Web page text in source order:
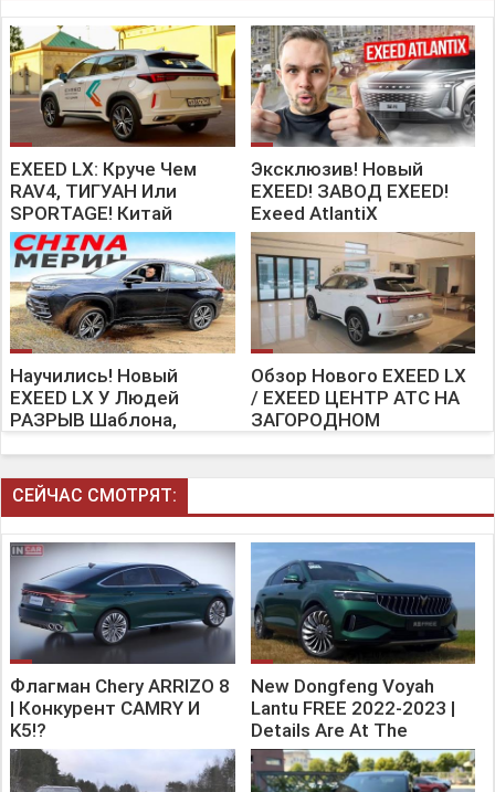
EXEED LX: Круче Чем
RAV4, ТИГУАН Или
SPORTAGE! Китай
Окончательно Захватил
Рынок Автомобилей!
Эксклюзив! Новый
EXEED! ЗАВОД EXEED!
Exeed AtlantiX
Научились! Новый
EXEED LX У Людей
РАЗРЫВ Шаблона,
Обзор Нового EXEED LX
/ EXEED ЦЕНТР АТС НА
ЗАГОРОДНОМ
СЕЙЧАС СМОТРЯТ:
Флагман Chery ARRIZO 8
| Конкурент CAMRY И
K5!?
New Dongfeng Voyah
Lantu FREE 2022-2023 |
Details Are At The
Bottom Of The Video